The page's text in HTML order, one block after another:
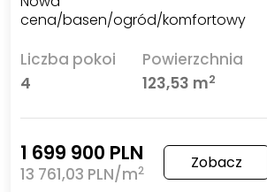
cena/basen/ogród/komfortowy
Liczba pokoi
4
Powierzchnia
123,53 m2
1 699 900 PLN
13 761,03 PLN/m2 Zobacz